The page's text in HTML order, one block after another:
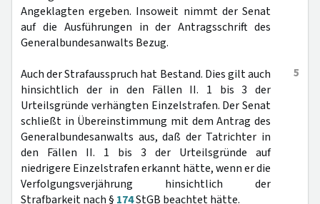
Angeklagten ergeben. Insoweit nimmt der Senat
auf die Ausführungen in der Antragsschrift des
Generalbundesanwalts Bezug.
5
Auch der Strafausspruch hat Bestand. Dies gilt auch
hinsichtlich der in den Fällen II. 1 bis 3 der
Urteilsgründe verhängten Einzelstrafen. Der Senat
schließt in Übereinstimmung mit dem Antrag des
Generalbundesanwalts aus, daß der Tatrichter in
den Fällen II. 1 bis 3 der Urteilsgründe auf
niedrigere Einzelstrafen erkannt hätte, wenn er die
Verfolgungsverjährung hinsichtlich der
Strafbarkeit nach § 174StGB beachtet hätte.